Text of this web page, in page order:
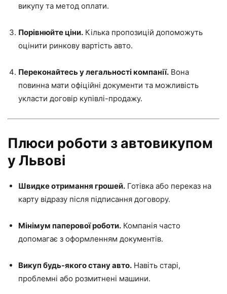
викупу та метод оплати.
Порівнюйте ціни. Кілька пропозицій допоможуть
оцінити ринкову вартість авто.
Переконайтесь у легальності компанії. Вона
повинна мати офіційні документи та можливість
укласти договір купівлі-продажу.
Плюси роботи з автовикупом
у Львові
Швидке отримання грошей. Готівка або переказ на
карту відразу після підписання договору.
Мінімум паперової роботи. Компанія часто
допомагає з оформленням документів.
Викуп будь-якого стану авто. Навіть старі,
проблемні або розмитнені машини.